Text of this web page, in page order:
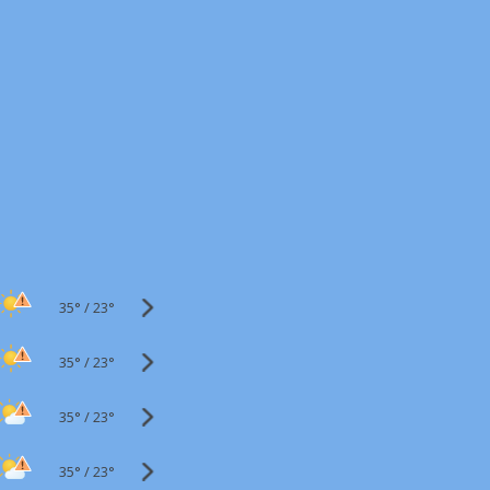
35° /23°
35° /23°
35° /23°
35° /23°